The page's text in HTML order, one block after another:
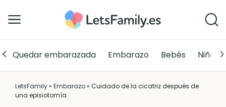
Quedar embarazada Embarazo Bebés Niños
LetsFamily» Embarazo» Cuidado de la cicatriz después de
una episiotomía